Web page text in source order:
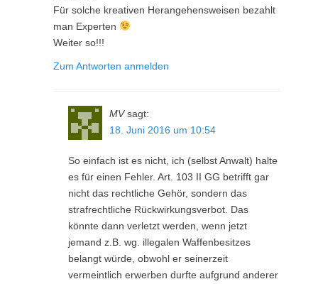
Für solche kreativen Herangehensweisen bezahlt
man Experten
Weiter so!!!
Zum Antworten anmelden
MV sagt:
18. Juni 2016 um 10:54
So einfach ist es nicht, ich (selbst Anwalt) halte
es für einen Fehler. Art. 103 II GG betrifft gar
nicht das rechtliche Gehör, sondern das
strafrechtliche Rückwirkungsverbot. Das
könnte dann verletzt werden, wenn jetzt
jemand z.B. wg. illegalen Waffenbesitzes
belangt würde, obwohl er seinerzeit
vermeintlich erwerben durfte aufgrund anderer